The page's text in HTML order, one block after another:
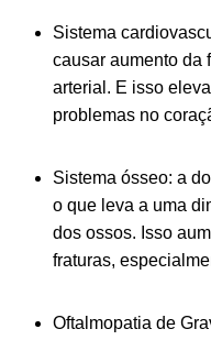
Sistema
causar aumento da
arterial. E isso
problemas no
Sistema ósseo: a
o que leva a uma
dos ossos. Isso
fraturas,
Oftalmopatia de